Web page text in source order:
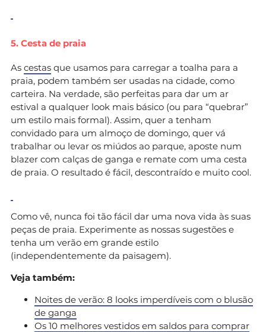
5. Cesta de praia
As cestas que usamos para carregar a toalha para a
praia, podem também ser usadas na cidade, como
carteira. Na verdade, são perfeitas para dar um ar
estival a qualquer look mais básico (ou para “quebrar”
um estilo mais formal). Assim, quer a tenham
convidado para um almoço de domingo, quer vá
trabalhar ou levar os miúdos ao parque, aposte num
blazer com calças de ganga e remate com uma cesta
de praia. O resultado é fácil, descontraído e muito cool.
Como vê, nunca foi tão fácil dar uma nova vida às suas
peças de praia. Experimente as nossas sugestões e
tenha um verão em grande estilo
(independentemente da paisagem).
Veja também:
Noites de verão: 8 looks imperdíveis com o blusão
de ganga
Os 10 melhores vestidos em saldos para comprar